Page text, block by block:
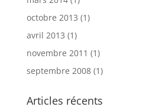
octobre 2013 (1)
avril 2013 (1)
novembre 2011 (1)
septembre 2008(1)
Articles récents